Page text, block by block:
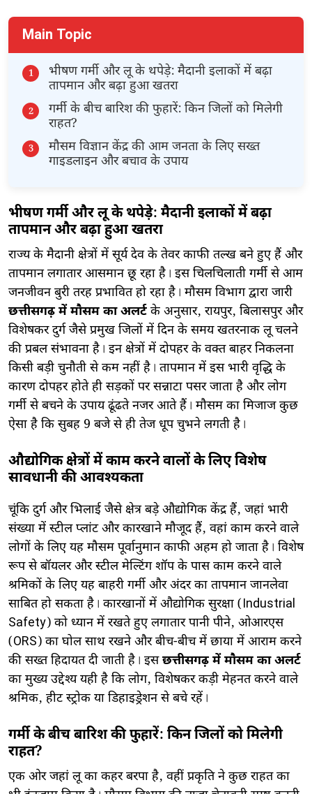
Main Topic
​भीषण गर्मी और लू के थपेड़े: मैदानी इलाकों में बढ़ा
तापमान और बढ़ा हुआ खतरा
​गर्मी के बीच बारिश की फुहारें: किन जिलों को मिलेगी
राहत?
​मौसम विज्ञान केंद्र की आम जनता के लिए सख्त
गाइडलाइन और बचाव के उपाय
भीषण गर्मी और लू के थपेड़े: मैदानी इलाकों में बढ़ा
तापमान और बढ़ा हुआ खतरा
​राज्य के मैदानी क्षेत्रों में सूर्य देव के तेवर काफी तल्ख बने हुए हैं और
तापमान लगातार आसमान छू रहा है। इस चिलचिलाती गर्मी से आम
जनजीवन बुरी तरह प्रभावित हो रहा है। मौसम विभाग द्वारा जारी
छत्तीसगढ़ में मौसम का अलर्टके अनुसार, रायपुर, बिलासपुर और
विशेषकर दुर्ग जैसे प्रमुख जिलों में दिन के समय खतरनाक लू चलने
की प्रबल संभावना है। इन क्षेत्रों में दोपहर के वक्त बाहर निकलना
किसी बड़ी चुनौती से कम नहीं है। तापमान में इस भारी वृद्धि के
कारण दोपहर होते ही सड़कों पर सन्नाटा पसर जाता है और लोग
गर्मी से बचने के उपाय ढूंढते नजर आते हैं। मौसम का मिजाज कुछ
ऐसा है कि सुबह 9 बजे से ही तेज धूप चुभने लगती है।
औद्योगिक क्षेत्रों में काम करने वालों के लिए विशेष
सावधानी की आवश्यकता
​चूंकि दुर्ग और भिलाई जैसे क्षेत्र बड़े औद्योगिक केंद्र हैं, जहां भारी
संख्या में स्टील प्लांट और कारखाने मौजूद हैं, वहां काम करने वाले
लोगों के लिए यह मौसम पूर्वानुमान काफी अहम हो जाता है। विशेष
रूप से बॉयलर और स्टील मेल्टिंग शॉप के पास काम करने वाले
श्रमिकों के लिए यह बाहरी गर्मी और अंदर का तापमान जानलेवा
साबित हो सकता है। कारखानों में औद्योगिक सुरक्षा (Industrial
Safety) को ध्यान में रखते हुए लगातार पानी पीने, ओआरएस
(ORS) का घोल साथ रखने और बीच-बीच में छाया में आराम करने
की सख्त हिदायत दी जाती है। इसछत्तीसगढ़ में मौसम का अलर्ट
का मुख्य उद्देश्य यही है कि लोग, विशेषकर कड़ी मेहनत करने वाले
श्रमिक, हीट स्ट्रोक या डिहाइड्रेशन से बचे रहें।
गर्मी के बीच बारिश की फुहारें: किन जिलों को मिलेगी
राहत?
​एक ओर जहां लू का कहर बरपा है, वहीं प्रकृति ने कुछ राहत का